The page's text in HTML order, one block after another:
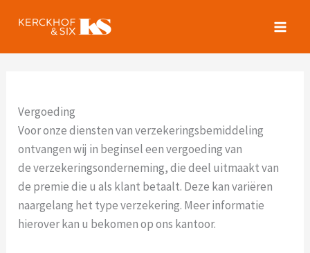
naar
Vergoeding
Voor onze diensten van verzekeringsbemiddeling
ontvangen wij in beginsel een vergoeding van
de verzekeringsonderneming, die deel uitmaakt van
de premie die u als klant betaalt. Deze kan variëren
naargelang het type verzekering. Meer informatie
hierover kan u bekomen op ons kantoor.